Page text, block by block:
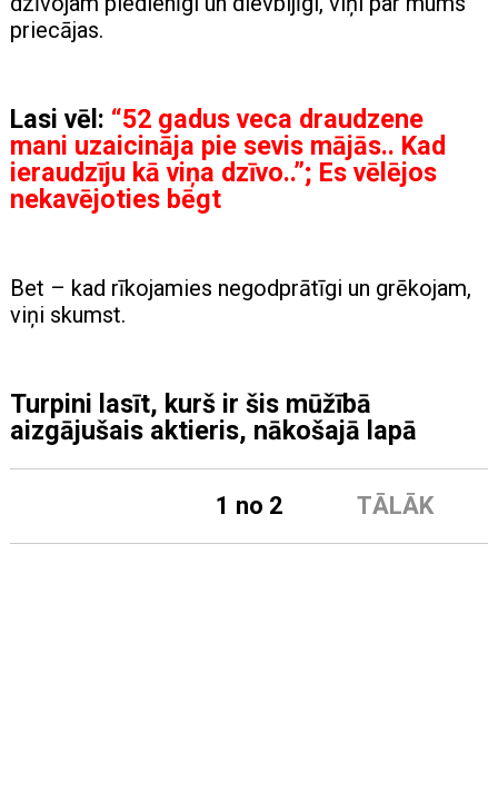
priecājas.
Lasi vēl: “52 gadus veca draudzene
mani uzaicināja pie sevis mājās.. Kad
ieraudzīju kā viņa dzīvo..”; Es vēlējos
nekavējoties bēgt
Bet – kad rīkojamies negodprātīgi un grēkojam,
viņi skumst.
Turpini lasīt, kurš ir šis mūžībā
aizgājušais aktieris, nākošajā lapā
TĀLĀK
1 no 2